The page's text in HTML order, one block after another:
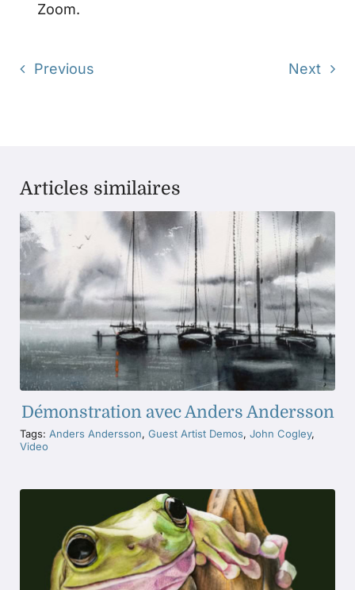
Zoom.
Previous Next
Articles similaires
Démonstration avec Anders Andersson
Tags: Anders Andersson, Guest Artist Demos, John Cogley,
Video